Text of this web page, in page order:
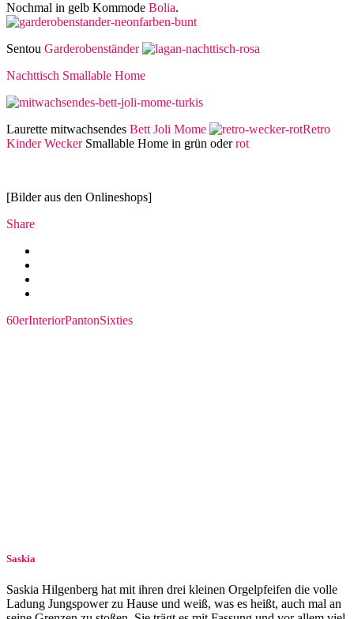
Nochmal in gelb Kommode Bolia.
Sentou Garderobenständer
Nachttisch Smallable Home
Laurette mitwachsendes Bett Joli Mome
Retro
Kinder WeckerSmallable Home in grün oderrot
[Bilder aus den Onlineshops]
Share
60erInteriorPantonSixties
Saskia
Saskia Hilgenberg hat mit ihren drei kleinen Orgelpfeifen die volle
Ladung Jungspower zu Hause und weiß, was es heißt, auch mal an